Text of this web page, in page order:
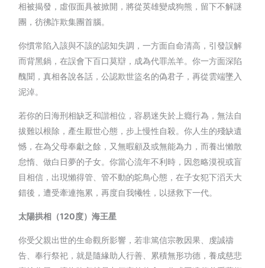
相被揭發，虛假面具被掀開，將從英雄變成狗熊，留下不解謎
團，彷彿詐欺集團首腦。
你慣常陷入該與不該的認知失調，一方面自命清高，引發誤解
而背黑鍋，在誤會下百口莫辯，成為代罪羔羊。你一方面深陷
醜聞，真相各說各話，公認欺世盜名的偽君子，再從雲端墜入
泥淖。
若你的日海刑相缺乏和諧相位，容易迷失於上癮行為，無法自
拔難以根除，產生厭世心態，步上慢性自殺。你人生的殘缺遺
憾，在為父母奉獻之餘，又無暇顧及或無能為力，而養出懶散
怠惰、做白日夢的子女。你當心流年不利時，因忽略漠視或盲
目相信，出現懶得管、管不動的鴕鳥心態，在子女犯下滔天大
錯後，遭受牽連拖累，再度自我犧牲，以拯救下一代。
太陽拱相（120度）海王星
你受父親出世的生命觀所影響，若非篤信宗教因果、虔誠禱
告、奉行祭祀，就是隨緣助人行善、累積無形功德，養成慈悲